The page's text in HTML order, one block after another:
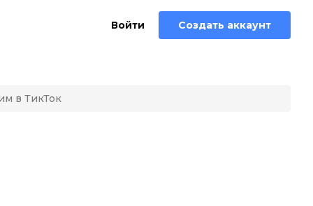
Войти Создать аккаунт
в ТикТок